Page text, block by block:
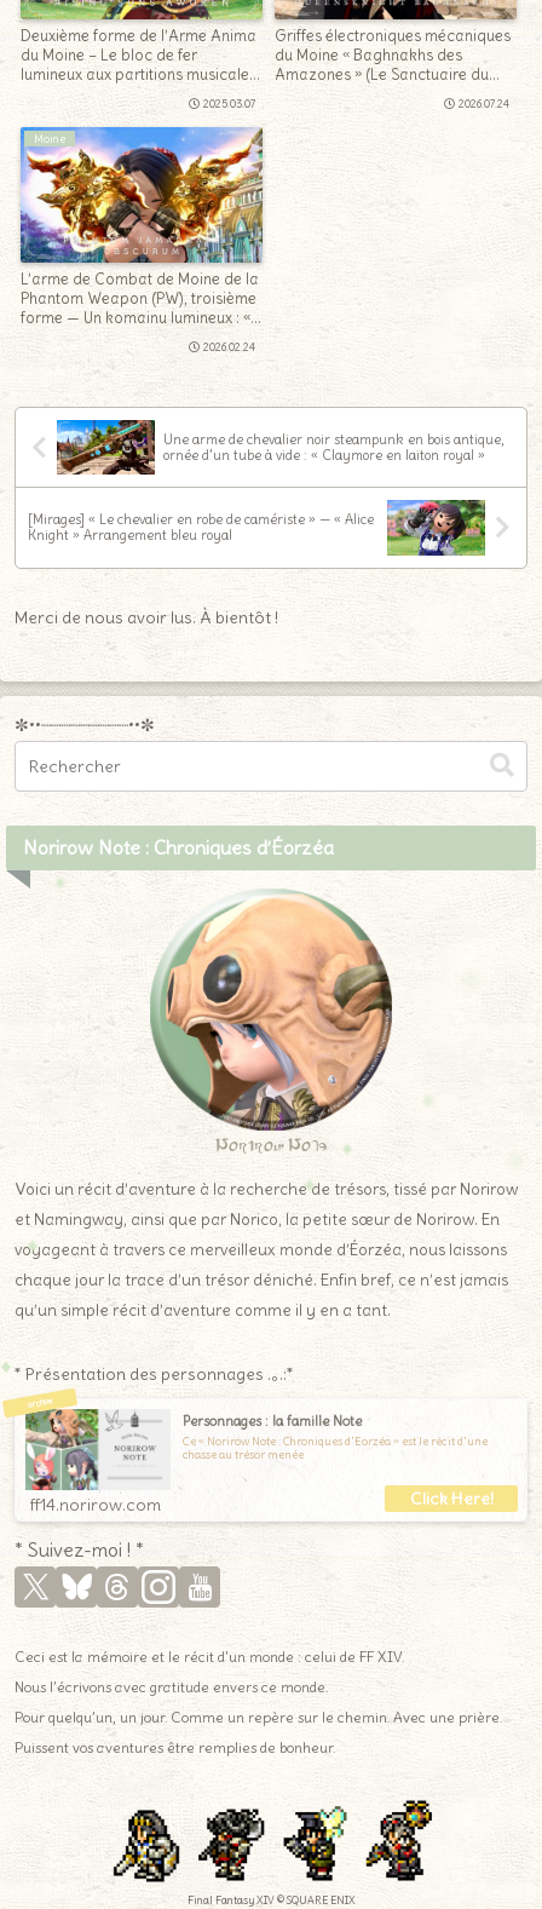
Deuxième forme de l’Arme Anima
du Moine – Le bloc de fer
lumineux aux partitions musicales
« Soleil-levant éveillés »
2025.03.07
Griffes électroniques mécaniques
du Moine « Baghnakhs des
Amazones » (Le Sanctuaire du
Serment, extrême)
2026.07.24
Moine
L’arme de Combat de Moine de la
Phantom Weapon (PW), troisième
forme — Un komainu lumineux : «
Jamadhars fantômes obscurum »
2026.02.24
Une arme de chevalier noir steampunk en bois antique,
ornée d’un tube à vide : « Claymore en laiton royal »
[Mirages] « Le chevalier en robe de camériste » — « Alice
Knight » Arrangement bleu royal
Merci de nous avoir lus. À bientôt !
✼••┈┈┈┈┈┈┈┈┈••✼
Norirow Note : Chroniques d’Éorzéa
Norirow Note
Voici un récit d’aventure à la recherche de trésors, tissé par Norirow
et Namingway, ainsi que par Norico, la petite sœur de Norirow. En
voyageant à travers ce merveilleux monde d’Éorzéa, nous laissons
chaque jour la trace d’un trésor déniché. Enfin bref, ce n’est jamais
qu’un simple récit d’aventure comme il y en a tant.
* Présentation des personnages .｡.:*
Personnages : la famille Note
Ce « Norirow Note : Chroniques d'Éorzéa » est le récit d'une
chasse au trésor menée
ff14.norirow.com
Ceci est la mémoire et le récit d’un monde : celui de FF XIV.
Nous l’écrivons avec gratitude envers ce monde.
Pour quelqu’un, un jour. Comme un repère sur le chemin. Avec une prière.
Puissent vos aventures être remplies de bonheur.
Final Fantasy XIV © SQUARE ENIX